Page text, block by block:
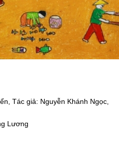
Tác giả: Nguyễn Khánh Ngọc,
Lương